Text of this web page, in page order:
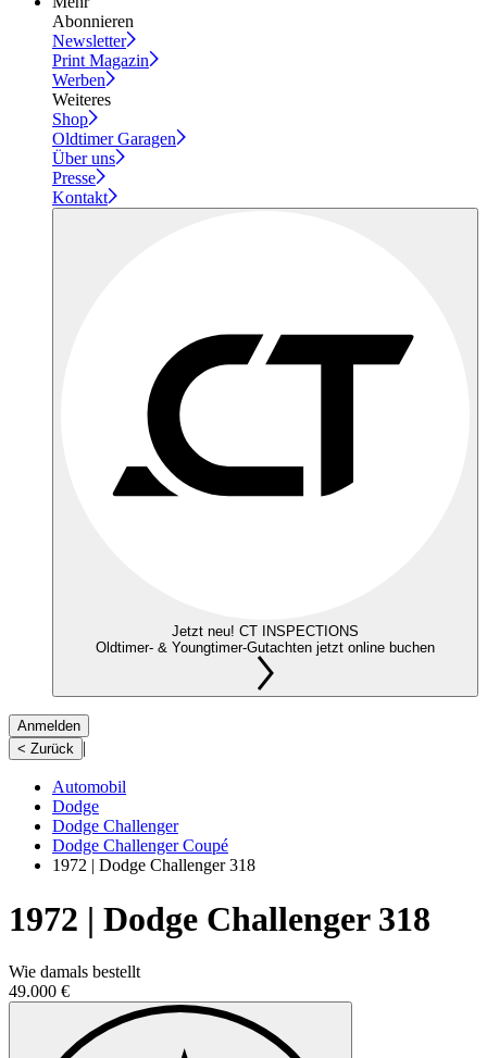
Abonnieren
Newsletter
Print Magazin
Werben
Weiteres
Shop
Oldtimer Garagen
Über uns
Presse
Kontakt
Jetzt neu! CT INSPECTIONS
Oldtimer- & Youngtimer-Gutachten jetzt online buchen
Anmelden
< Zurück |
Automobil
Dodge
Dodge Challenger
Dodge Challenger Coupé
1972 | Dodge Challenger 318
1972 | Dodge Challenger 318
Wie damals bestellt
49.000 €